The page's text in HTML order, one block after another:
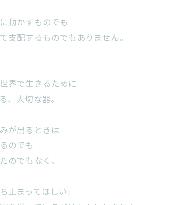
動かすものでも
支配するものでもありません。
界で生きるために
、大切な器。
が出るときは
のでも
のでもなく、
止まってほしい」